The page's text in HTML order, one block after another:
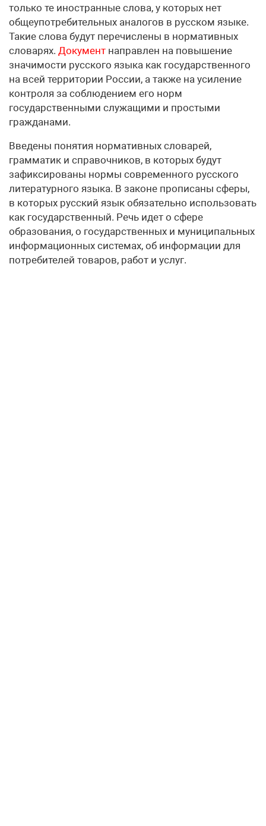
только те иностранные слова, у которых нет
общеупотребительных аналогов в русском языке.
Такие слова будут перечислены в нормативных
словарях. Документ направлен на повышение
значимости русского языка как государственного
на всей территории России, а также на усиление
контроля за соблюдением его норм
государственными служащими и простыми
гражданами.
Введены понятия нормативных словарей,
грамматик и справочников, в которых будут
зафиксированы нормы современного русского
литературного языка. В законе прописаны сферы,
в которых русский язык обязательно использовать
как государственный. Речь идет о сфере
образования, о государственных и муниципальных
информационных системах, об информации для
потребителей товаров, работ и услуг.